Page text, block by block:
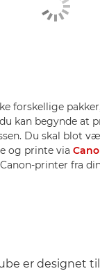
forskellige
kan begynde at
Du skal blot
og printe via
printer fra
er designet